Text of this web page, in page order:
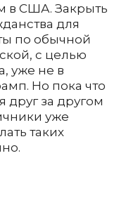
в США. Закрыть
для
по обычной
с целью
уже не в
Но пока что
друг за другом
уже
таких